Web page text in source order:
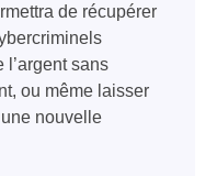
de récupérer
l’argent sans
ou même laisser
nouvelle